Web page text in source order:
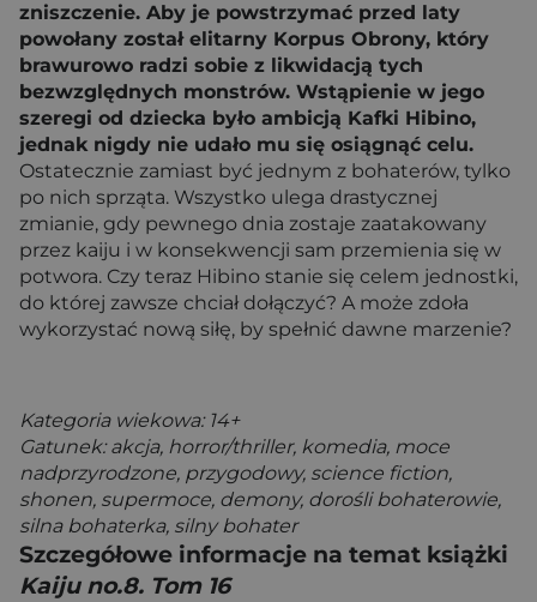
zniszczenie. Aby je powstrzymać przed laty
powołany został elitarny Korpus Obrony, który
brawurowo radzi sobie z likwidacją tych
bezwzględnych monstrów. Wstąpienie w jego
szeregi od dziecka było ambicją Kafki Hibino,
jednak nigdy nie udało mu się osiągnąć celu.
Ostatecznie zamiast być jednym z bohaterów, tylko
po nich sprząta. Wszystko ulega drastycznej
zmianie, gdy pewnego dnia zostaje zaatakowany
przez kaiju i w konsekwencji sam przemienia się w
potwora. Czy teraz Hibino stanie się celem jednostki,
do której zawsze chciał dołączyć? A może zdoła
wykorzystać nową siłę, by spełnić dawne marzenie?
Kategoria wiekowa: 14+
Gatunek: akcja, horror/thriller, komedia, moce
nadprzyrodzone, przygodowy, science fiction,
shonen, supermoce, demony, dorośli bohaterowie,
silna bohaterka, silny bohater
Szczegółowe informacje na temat książki
Kaiju no.8. Tom 16